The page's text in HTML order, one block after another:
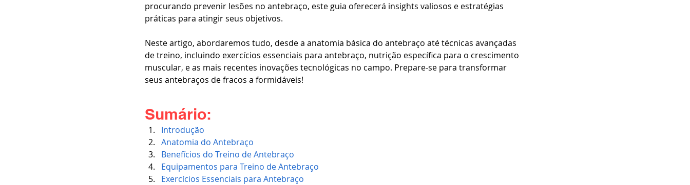
procurando prevenir lesões no antebraço, este guia oferecerá insights valiosos e estratégias
práticas para atingir seus objetivos.
Neste artigo, abordaremos tudo, desde a anatomia básica do antebraço até técnicas avançadas
de treino, incluindo exercícios essenciais para antebraço, nutrição específica para o crescimento
muscular, e as mais recentes inovações tecnológicas no campo. Prepare-se para transformar
seus antebraços de fracos a formidáveis!
Sumário:
Introdução
Anatomia do Antebraço
Benefícios do Treino de Antebraço
Equipamentos para Treino de Antebraço
Exercícios Essenciais para Antebraço